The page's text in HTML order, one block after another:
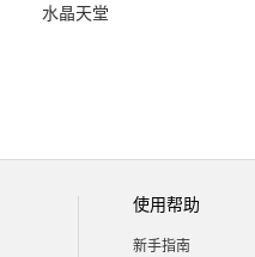
水晶天堂
使用帮助
新手指南